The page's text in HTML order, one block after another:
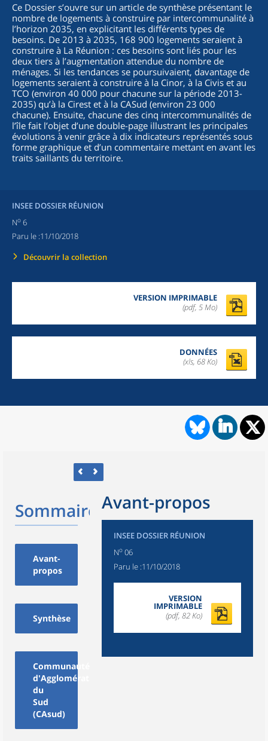
Ce Dossier s’ouvre sur un article de synthèse présentant le
nombre de logements à construire par intercommunalité à
l’horizon 2035, en explicitant les différents types de
besoins. De 2013 à 2035, 168 900 logements seraient à
construire à La Réunion : ces besoins sont liés pour les
deux tiers à l’augmentation attendue du nombre de
ménages. Si les tendances se poursuivaient, davantage de
logements seraient à construire à la Cinor, à la Civis et au
TCO (environ 40 000 pour chacune sur la période 2013-
2035) qu’à la Cirest et à la CASud (environ 23 000
chacune). Ensuite, chacune des cinq intercommunalités de
l’île fait l’objet d’une double-page illustrant les principales
évolutions à venir grâce à dix indicateurs représentés sous
forme graphique et d’un commentaire mettant en avant les
traits saillants du territoire.
INSEE DOSSIER RÉUNION
No 6
Paru le :11/10/2018
Découvrir la collection
VERSION IMPRIMABLE
(pdf, 5 Mo)
DONNÉES
(xls, 68 Ko)
Sommaire
Avant-
propos
Synthèse
Communauté
d'Agglomération
du
Sud
(CAsud)
Avant-propos
INSEE DOSSIER RÉUNION
No06
Paru le :11/10/2018
VERSION
IMPRIMABLE
(pdf, 82 Ko)